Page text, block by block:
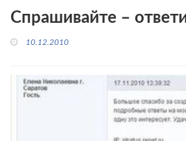
Спрашивайте –
10.12.2010